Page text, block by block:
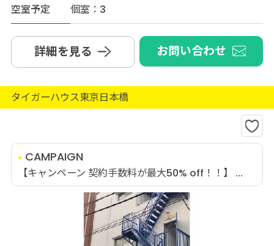
空室予定
個室：3
詳細を見る お問い合わせ
タイガーハウス東京日本橋
CAMPAIGN
【キャンペーン 契約手数料が最大50% off！！】 ...